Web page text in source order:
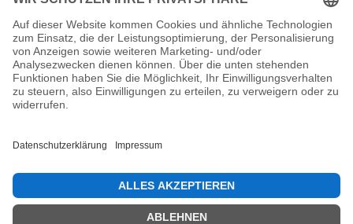
Unsere Prüfsiegel